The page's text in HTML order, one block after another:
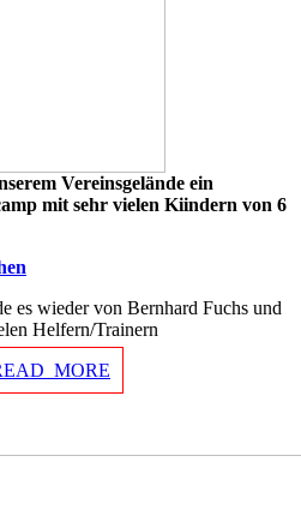
Vereinsgelände ein
mit sehr vielen Kiindern von 6
es wieder von Bernhard Fuchs und
Helfern/Trainern